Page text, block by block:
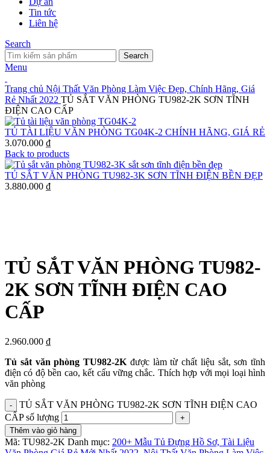
Tin tức
Liên hệ
Search
Search
Menu
Trang chủ Nội Thất Văn Phòng Làm Việc Đẹp, Chính Hãng, Giá
Rẻ Nhất 2022 TỦ SẮT VĂN PHÒNG TU982-2K SƠN TĨNH
ĐIỆN CAO CẤP
TỦ TÀI LIỆU VĂN PHÒNG TG04K-2 CHÍNH HÃNG, GIÁ RẺ
3.070.000 ₫
Back to products
TỦ SẮT VĂN PHÒNG TU982-3K SƠN TĨNH ĐIỆN BỀN ĐẸP
3.880.000 ₫
TỦ SẮT VĂN PHÒNG TU982-
2K SƠN TĨNH ĐIỆN CAO
CẤP
2.960.000 ₫
Tủ sắt văn phòng TU982-2K được làm từ chất liệu sắt, sơn tĩnh
điện có độ bền cao, kết cấu vững chắc. Thích hợp với mọi loại hình
văn phòng
TỦ SẮT VĂN PHÒNG TU982-2K SƠN TĨNH ĐIỆN CAO
CẤP số lượng
Thêm vào giỏ hàng
Mã: TU982-2K Danh mục: 200+ Mẫu Tủ Đựng Hồ Sơ, Tài Liệu